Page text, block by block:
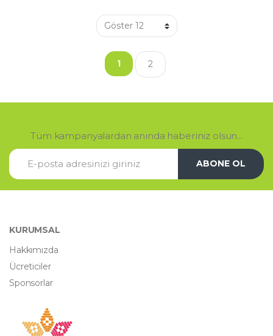
1 2
Tüm kampanyalardan anında haberiniz olsun...
ABONE OL
KURUMSAL
Hakkımızda
Ücreticiler
Sponsorlar